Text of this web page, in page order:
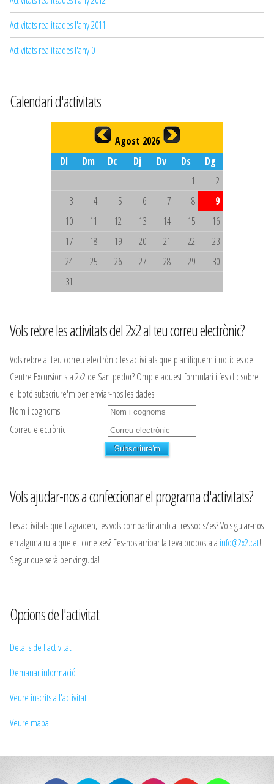
Activitats realitzades l'any 2011
Activitats realitzades l'any 0
Calendari d'activitats
Agost 2026
Dl
Dm Dc Dj Dv Ds
Dg
1
2
3
4 5 6 7 8
9
10
11 12 13 14 15
16
17
18 19 20 21 22
23
24
25 26 27 28 29
30
31
Vols rebre les activitats del 2x2 al teu correu electrònic?
Vols rebre al teu correu electrònic les activitats que planifiquem i noticies del
Centre Excursionista 2x2 de Santpedor? Omple aquest formulari i fes clic sobre
el botó subscriure'm per enviar-nos les dades!
Nom i cognoms
Correu electrònic
Vols ajudar-nos a confeccionar el programa d'activitats?
Les activitats que t'agraden, les vols compartir amb altres socis/es? Vols guiar-nos
en alguna ruta que et coneixes? Fes-nos arribar la teva proposta a info@2x2.cat!
Segur que serà benvinguda!
Opcions de l'activitat
Detalls de l'activitat
Demanar informació
Veure inscrits a l'activitat
Veure mapa